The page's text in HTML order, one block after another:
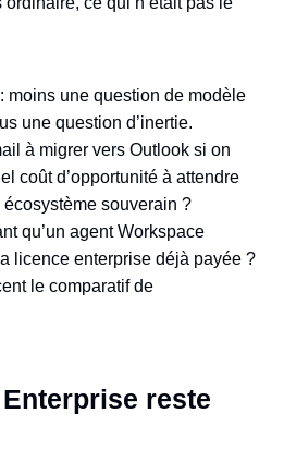
moins une question de modèle
une question d’inertie.
à migrer vers Outlook si on
coût d’opportunité à attendre
souverain ?
qu’un agent Workspace
licence enterprise déjà payée ?
le comparatif de
reste